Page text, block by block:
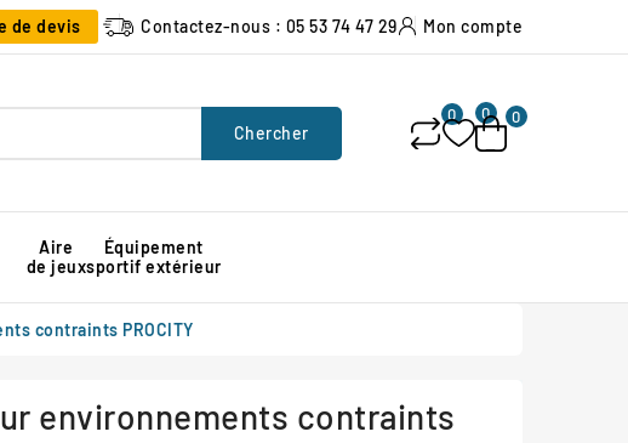
de devis Contactez-nous : 05 53 74 47 29 Mon compte
Chercher
0 0 0
Aire
de jeux
Équipement
sportif extérieur
contraints PROCITY
environnements contraints